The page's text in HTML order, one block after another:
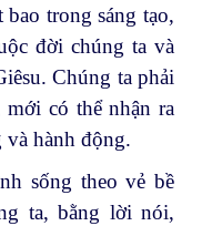
trong sáng tạo,
đời chúng ta và
Chúng ta phải
có thể nhận ra
và hành động.
sống theo vẻ bề
ta, bằng lời nói,